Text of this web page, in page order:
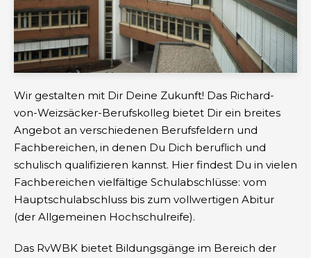
Wir gestalten mit Dir Deine Zukunft! Das Richard-
von-Weizsäcker-Berufskolleg bietet Dir ein breites
Angebot an verschiedenen Berufsfeldern und
Fachbereichen, in denen Du Dich beruflich und
schulisch qualifizieren kannst. Hier findest Du in vielen
Fachbereichen vielfältige Schulabschlüsse: vom
Hauptschulabschluss bis zum vollwertigen Abitur
(der Allgemeinen Hochschulreife).
Das RvWBK bietet Bildungsgänge im Bereich der